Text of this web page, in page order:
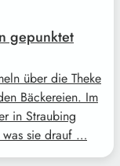
gepunktet
über die Theke
Bäckereien. Im
in Straubing
was sie drauf …